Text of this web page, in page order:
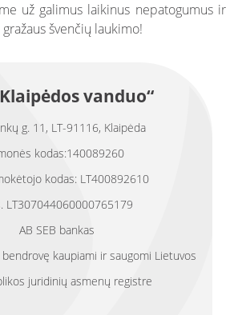
už galimus laikinus nepatogumus ir
švenčių laukimo!
vanduo“
g. 11, LT-91116, Klaipėda
kodas:140089260
kodas: LT400892610
LT307044060000765179
AB SEB bankas
kaupiami ir saugomi Lietuvos
juridinių asmenų registre